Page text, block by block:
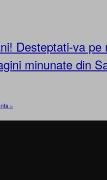
Desteptati-va pe
minunate din
»